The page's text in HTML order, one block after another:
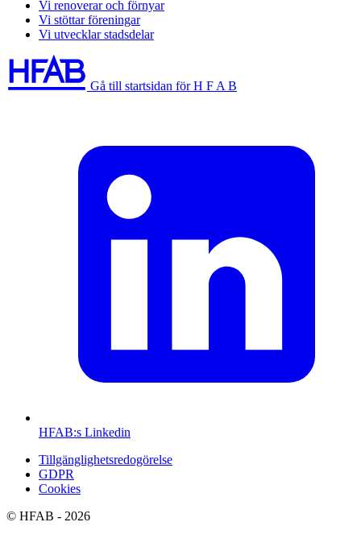
Vi renoverar och förnyar
Vi stöttar föreningar
Vi utvecklar stadsdelar
Gå till startsidan för H F A B
HFAB:s Linkedin
Tillgänglighetsredogörelse
GDPR
Cookies
© HFAB - 2026